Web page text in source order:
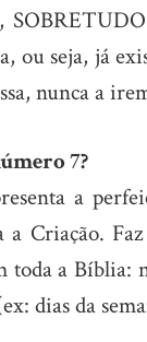
ou seja, já
nunca a
7?
a
a Criação.
a Bíblia:
dias da